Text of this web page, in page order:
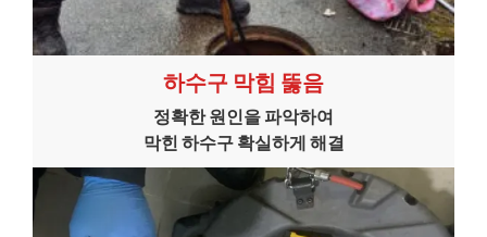
하수구 막힘 뚫음
정확한 원인을 파악하여
막힌 하수구 확실하게 해결